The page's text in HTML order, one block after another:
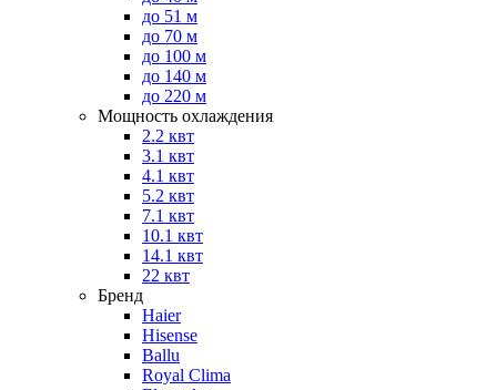
до 51 м
до 70 м
до 100 м
до 140 м
до 220 м
Мощность охлаждения
2.2 квт
3.1 квт
4.1 квт
5.2 квт
7.1 квт
10.1 квт
14.1 квт
22 квт
Бренд
Haier
Hisense
Ballu
Royal Clima